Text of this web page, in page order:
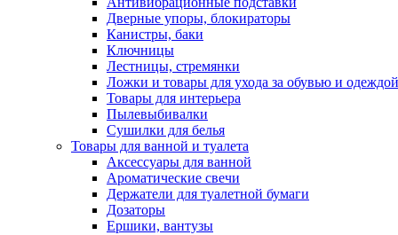
Дверные упоры, блокираторы
Канистры, баки
Ключницы
Лестницы, стремянки
Ложки и товары для ухода за обувью и одеждой
Товары для интерьера
Пылевыбивалки
Сушилки для белья
Товары для ванной и туалета
Аксессуары для ванной
Ароматические свечи
Держатели для туалетной бумаги
Дозаторы
Ершики, вантузы